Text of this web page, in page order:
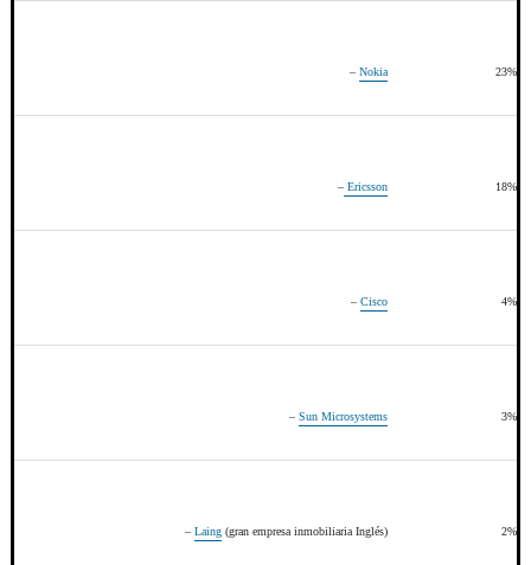
– Nokia 23%
–Ericsson 18%
– Cisco 4%
– Sun Microsystems 3%
– Laing(gran empresa inmobiliaria Inglés) 2%